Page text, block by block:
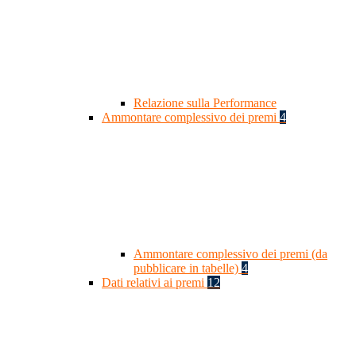
Relazione sulla Performance
Ammontare complessivo dei premi 4
Ammontare complessivo dei premi (da
pubblicare in tabelle) 4
Dati relativi ai premi 12